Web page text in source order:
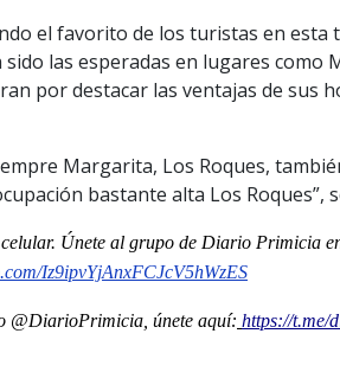
el favorito de los turistas en
las esperadas en lugares como
por destacar las ventajas de sus
Margarita, Los Roques,
bastante alta Los Roques”,
Únete al grupo de Diario Primicia
Iz9ipvYjAnxFCJcV5hWzES
@DiarioPrimicia, únete aquí: https://t.me/